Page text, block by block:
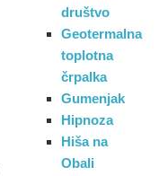
društvo
Geotermalna
toplotna
črpalka
Gumenjak
Hipnoza
Hiša na
Obali